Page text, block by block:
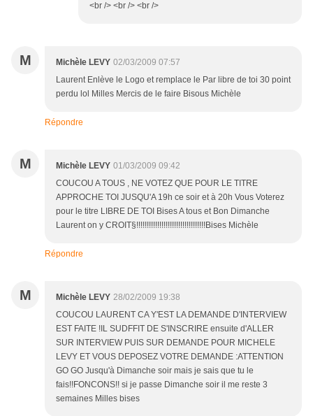
<br /> <br /> <br />
M Michèle LEVY 02/03/2009 07:57
Laurent Enlève le Logo et remplace le Par libre de toi 30 point
perdu lol Milles Mercis de le faire Bisous Michèle
Répondre
M Michèle LEVY 01/03/2009 09:42
COUCOU A TOUS , NE VOTEZ QUE POUR LE TITRE
APPROCHE TOI JUSQU'A 19h ce soir et à 20h Vous Voterez
pour le titre LIBRE DE TOI Bises A tous et Bon Dimanche
Laurent on y CROIT§!!!!!!!!!!!!!!!!!!!!!!!!!!!!!!!!!Bises Michèle
Répondre
M Michèle LEVY 28/02/2009 19:38
COUCOU LAURENT CA Y'EST LA DEMANDE D'INTERVIEW
EST FAITE !IL SUDFFIT DE S'INSCRIRE ensuite d'ALLER
SUR INTERVIEW PUIS SUR DEMANDE POUR MICHELE
LEVY ET VOUS DEPOSEZ VOTRE DEMANDE :ATTENTION
GO GO Jusqu'à Dimanche soir mais je sais que tu le
fais!!FONCONS!! si je passe Dimanche soir il me reste 3
semaines Milles bises